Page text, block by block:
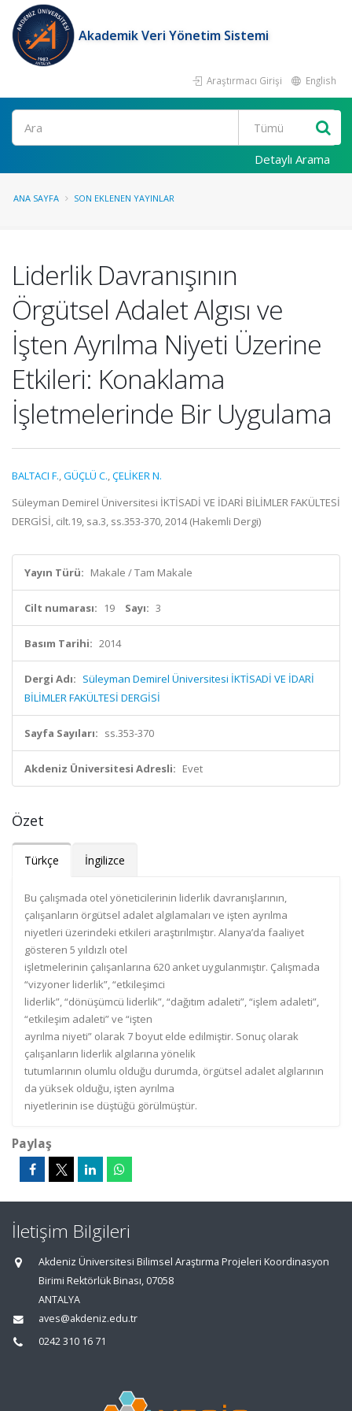
Akademik Veri Yönetim Sistemi
Araştırmacı Girişi English
Ara
Detaylı Arama
ANA SAYFA SON EKLENEN YAYINLAR
Liderlik Davranışının
Örgütsel Adalet Algısı ve
İşten Ayrılma Niyeti Üzerine
Etkileri: Konaklama
İşletmelerinde Bir Uygulama
BALTACI F.,GÜÇLÜ C.,ÇELİKER N.
Süleyman Demirel Üniversitesi İKTİSADİ VE İDARİ BİLİMLER FAKÜLTESİ
DERGİSİ, cilt.19, sa.3, ss.353-370, 2014 (Hakemli Dergi)
Yayın Türü: Makale / Tam Makale
Cilt numarası: 19 Sayı: 3
Basım Tarihi: 2014
Dergi Adı: Süleyman Demirel Üniversitesi İKTİSADİ VE İDARİ
BİLİMLER FAKÜLTESİ DERGİSİ
Sayfa Sayıları: ss.353-370
Akdeniz Üniversitesi Adresli: Evet
Özet
Türkçe İngilizce
Bu çalışmada otel yöneticilerinin liderlik davranışlarının,
çalışanların örgütsel adalet algılamaları ve işten ayrılma
niyetleri üzerindeki etkileri araştırılmıştır. Alanya’da faaliyet
gösteren 5 yıldızlı otel
işletmelerinin çalışanlarına 620 anket uygulanmıştır. Çalışmada
“vizyoner liderlik”, “etkileşimci
liderlik”, “dönüşümcü liderlik”, “dağıtım adaleti”, “işlem adaleti”,
“etkileşim adaleti” ve “işten
ayrılma niyeti” olarak 7 boyut elde edilmiştir. Sonuç olarak
çalışanların liderlik algılarına yönelik
tutumlarının olumlu olduğu durumda, örgütsel adalet algılarının
da yüksek olduğu, işten ayrılma
niyetlerinin ise düştüğü görülmüştür.
Paylaş
İletişim Bilgileri
Akdeniz Üniversitesi Bilimsel Araştırma Projeleri Koordinasyon
Birimi Rektörlük Binası, 07058
ANTALYA
aves@akdeniz.edu.tr
0242 310 16 71